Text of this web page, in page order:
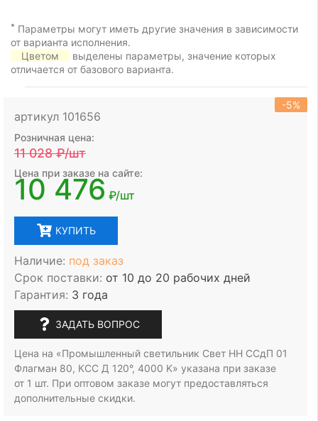
* Параметры могут иметь другие значения в зависимости
от варианта исполнения.
Цветом
выделены параметры, значение которых
отличается от базового варианта.
артикул 101656
-5%
Розничная цена:
11 028₽/шт
Цена при заказе на сайте:
10 476 ₽/шт
КУПИТЬ
Наличие: под заказ
Срок поставки: от 10 до 20 рабочих дней
Гарантия: 3 года
ЗАДАТЬ ВОПРОС
Цена на «Промышленный светильник Свет НН ССдП 01
Флагман 80, КСС Д 120°, 4000 K» указана при заказе
от 1 шт. При оптовом заказе могут предоставляться
дополнительные скидки.